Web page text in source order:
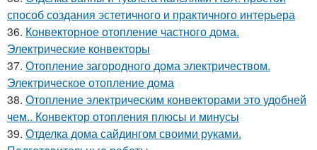
способ создания эстетичного и практичного интерьера
36. Конвекторное отопление частного дома.
Электрические конвекторы
37. Отопление загородного дома электричеством.
Электрическое отопление дома
38. Отопление электрическим конвекторами это удобней
чем.. Конвектор отопления плюсы и минусы
39. Отделка дома сайдингом своими руками.